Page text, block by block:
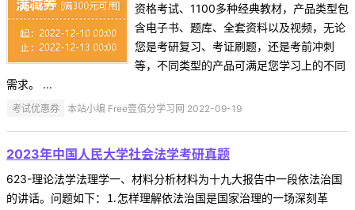
资格考试、1100多种经典教材，产品类型包
含电子书、题库、全套资料以及视频，无论
您是考研复习、考证刷题，还是考前冲刺
等，不同类型的产品可满足您学习上的不同
需求。 ...
考试优惠券 本站小编 Free壹佰分学习网 2022-09-19
2023年中国人民大学社会法学考研真题
623-理论法学法理学一、材料分析材料为十九大报告中一段依法治国
的讲话。问题如下：⒈怎样理解依法治国是国家治理的一场深刻革